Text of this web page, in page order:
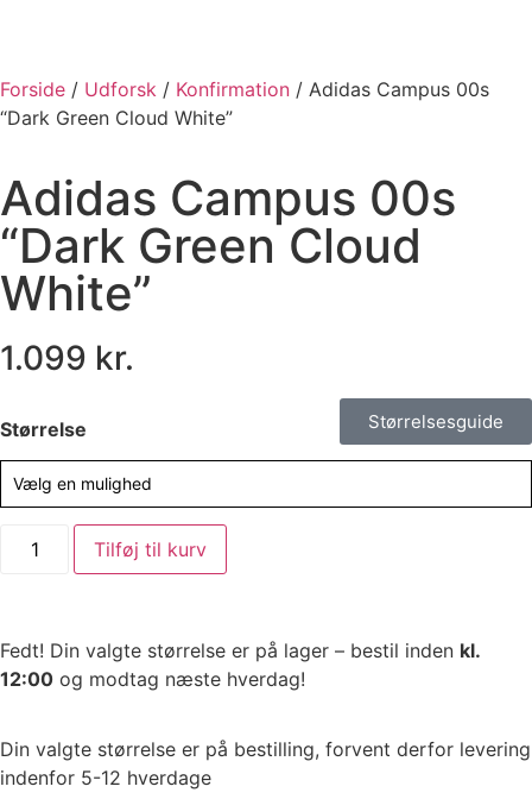
Forside / Udforsk / Konfirmation / Adidas Campus 00s
“Dark Green Cloud White”
Adidas Campus 00s
“Dark Green Cloud
White”
1.099 kr.
Størrelsesguide
Størrelse
Vælg en mulighed
Tilføj til kurv
Fedt! Din valgte størrelse er på lager – bestil inden kl.
12:00 og modtag næste hverdag!
Din valgte størrelse er på bestilling, forvent derfor levering
indenfor 5-12 hverdage